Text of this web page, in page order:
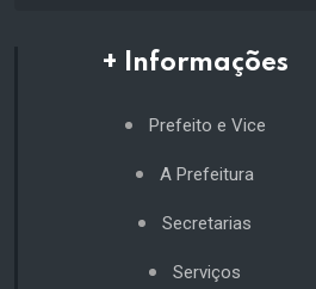
+ Informações
Prefeito e Vice
A Prefeitura
Secretarias
Serviços